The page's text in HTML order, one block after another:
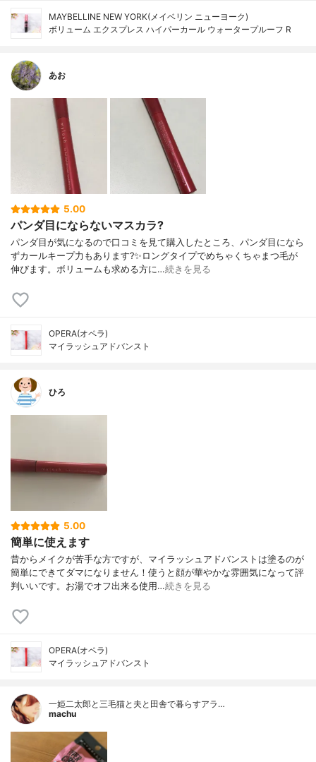
MAYBELLINE NEW YORK(メイベリン ニューヨーク)
ボリューム エクスプレス ハイパーカール ウォータープルーフ R
あお
5.00
パンダ目にならないマスカラ?
パンダ目が気になるので口コミを見て購入したところ、パンダ目になら
ずカールキープ力もあります?✨ロングタイプでめちゃくちゃまつ毛が
伸びます。ボリュームも求める方に…続きを見る
OPERA(オペラ)
マイラッシュアドバンスト
ひろ
5.00
簡単に使えます
昔からメイクが苦手な方ですが、マイラッシュアドバンストは塗るのが
簡単にできてダマになりません！使うと顔が華やかな雰囲気になって評
判いいです。お湯でオフ出来る使用…続きを見る
OPERA(オペラ)
マイラッシュアドバンスト
一姫二太郎と三毛猫と夫と田舎で暮らすアラ…
machu